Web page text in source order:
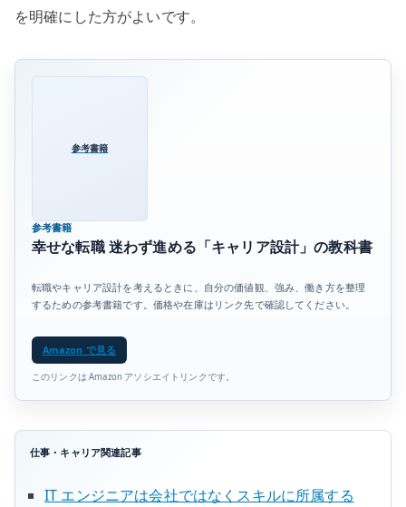
を明確にした方がよいです。
参考書籍
参考書籍
幸せな転職 迷わず進める「キャリア設計」の教科書
転職やキャリア設計を考えるときに、自分の価値観、強み、働き方を整理
するための参考書籍です。価格や在庫はリンク先で確認してください。
Amazon で見る
このリンクは Amazon アソシエイトリンクです。
仕事・キャリア関連記事
IT エンジニアは会社ではなくスキルに所属する